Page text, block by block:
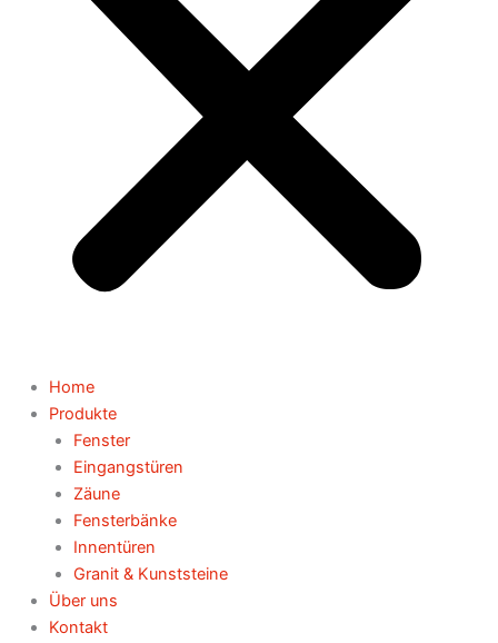
Home
Produkte
Fenster
Eingangstüren
Zäune
Fensterbänke
Innentüren
Granit & Kunststeine
Über uns
Kontakt